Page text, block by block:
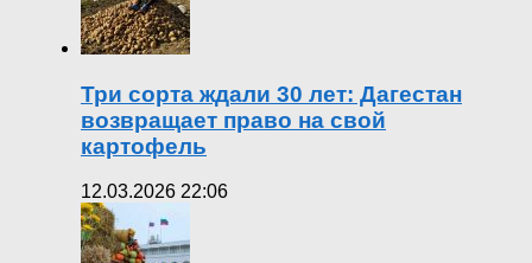
Три сорта ждали 30 лет: Дагестан
возвращает право на свой
картофель
12.03.2026 22:06